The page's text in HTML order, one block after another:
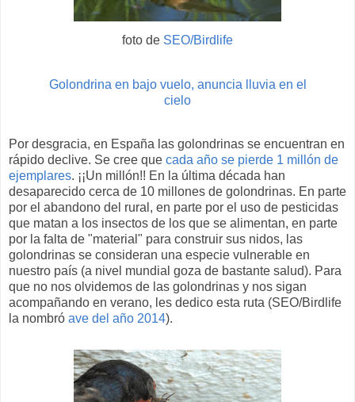
foto de SEO/Birdlife
Golondrina en bajo vuelo, anuncia lluvia en el
cielo
Por desgracia, en España las golondrinas se encuentran en
rápido declive. Se cree que cada año se pierde 1 millón de
ejemplares. ¡¡Un millón!! En la última década han
desaparecido cerca de 10 millones de golondrinas. En parte
por el abandono del rural, en parte por el uso de pesticidas
que matan a los insectos de los que se alimentan, en parte
por la falta de "material" para construir sus nidos, las
golondrinas se consideran una especie vulnerable en
nuestro país (a nivel mundial goza de bastante salud). Para
que no nos olvidemos de las golondrinas y nos sigan
acompañando en verano, les dedico esta ruta (SEO/Birdlife
la nombró ave del año 2014).